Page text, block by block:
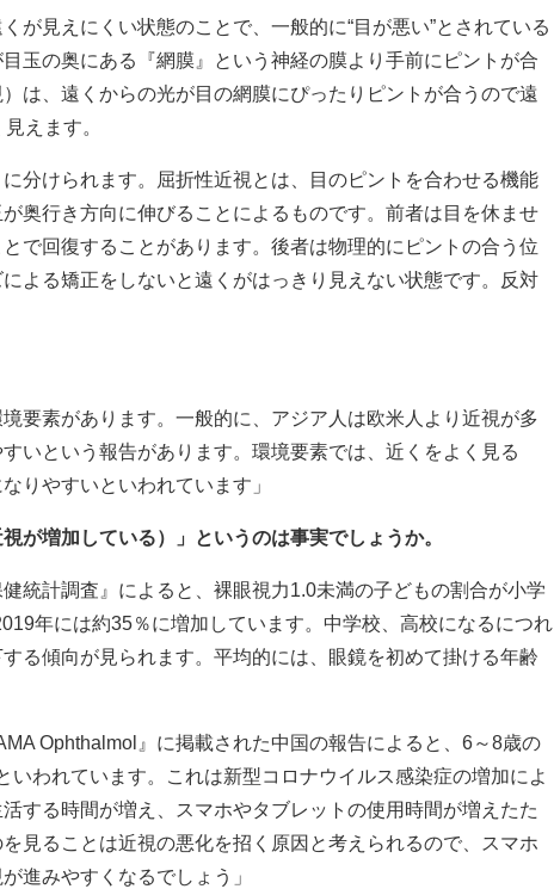
が見えにくい状態のことで、一般的に“目が悪い”とされている
玉の奥にある『網膜』という神経の膜より手前にピントが合
は、遠くからの光が目の網膜にぴったりピントが合うので遠
えます。
分けられます。屈折性近視とは、目のピントを合わせる機能
奥行き方向に伸びることによるものです。前者は目を休ませ
で回復することがあります。後者は物理的にピントの合う位
よる矯正をしないと遠くがはっきり見えない状態です。反対
要素があります。一般的に、アジア人は欧米人より近視が多
いという報告があります。環境要素では、近くをよく見る
りやすいといわれています」
が増加している）」というのは事実でしょうか。
統計調査』によると、裸眼視力1.0未満の子どもの割合が小学
年には約35％に増加しています。中学校、高校になるにつれ
る傾向が見られます。平均的には、眼鏡を初めて掛ける年齢
Ophthalmol』に掲載された中国の報告によると、6～8歳の
われています。これは新型コロナウイルス感染症の増加によ
する時間が増え、スマホやタブレットの使用時間が増えたた
見ることは近視の悪化を招く原因と考えられるので、スマホ
進みやすくなるでしょう」